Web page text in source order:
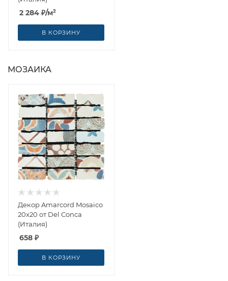
2 284 ₽/м²
В КОРЗИНУ
МОЗАИКА
Декор Amarcord Mosaico
20x20 от Del Conca
(Италия)
658 ₽
В КОРЗИНУ